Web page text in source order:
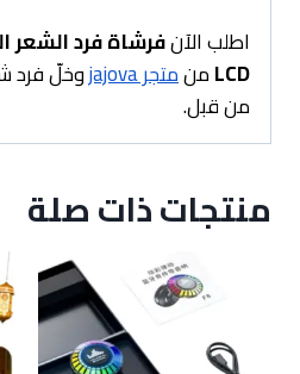
اطلب الآنفرشاة فرد الشعر
LCDمنمتجر jajova
وخلّ فرد
من قبل.
منتجات ذات صلة